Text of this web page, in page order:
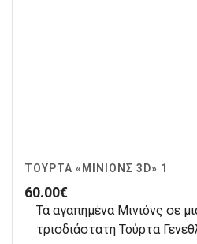
ΤΟΎΡΤΑ «ΜΙΝΙΌΝΣ 3D» 1
60.00€
Τα αγαπημένα Μινιόνς σε
τρισδιάστατη Τούρτα